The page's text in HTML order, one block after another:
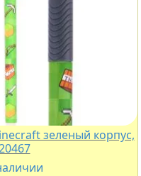
зеленый корпус,